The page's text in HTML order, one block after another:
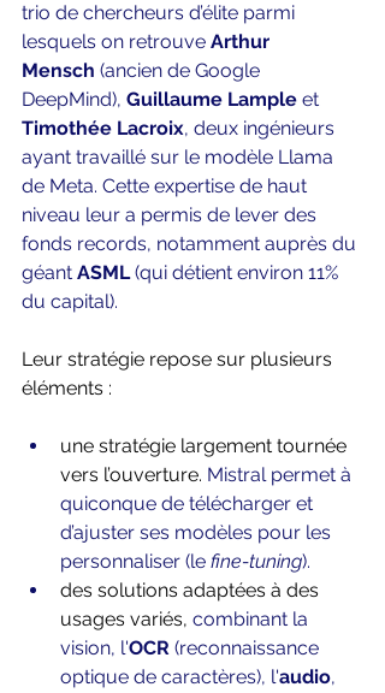
trio de chercheurs d’élite parmi
lesquels on retrouve Arthur
Mensch (ancien de Google
DeepMind), Guillaume Lample et
Timothée Lacroix, deux ingénieurs
ayant travaillé sur le modèle Llama
de Meta. Cette expertise de haut
niveau leur a permis de lever des
fonds records, notamment auprès du
géant ASML (qui détient environ 11%
du capital).
Leur stratégie repose sur plusieurs
éléments :
une stratégie largement tournée
vers l’ouverture. Mistral permet à
quiconque de télécharger et
d’ajuster ses modèles pour les
personnaliser (le fine-tuning).
des solutions adaptées à des
usages variés, combinant la
vision, l'OCR (reconnaissance
optique de caractères), l'audio,